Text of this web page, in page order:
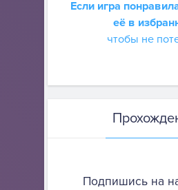
Если игра
её в
чтобы не
Подпишись на